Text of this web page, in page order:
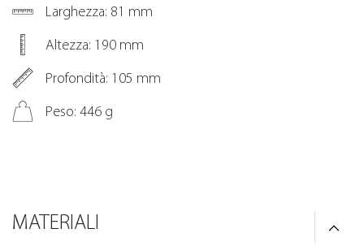
Larghezza: 81 mm
Altezza: 190 mm
Profondità: 105 mm
Peso: 446 g
MATERIALI